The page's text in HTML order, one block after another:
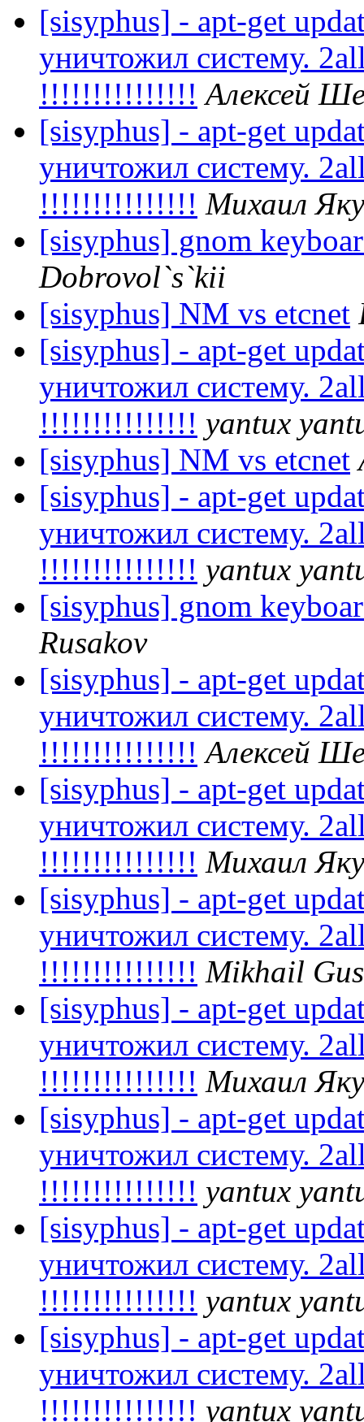
[sisyphus] - apt-get
уничтожил систему.
!!!!!!!!!!!!!!! Алексей
[sisyphus] - apt-get
уничтожил систему.
!!!!!!!!!!!!!!! Михаил
[sisyphus] gnom
Dobrovol`s`kii
[sisyphus] NM vs etcnet
[sisyphus] - apt-get
уничтожил систему.
!!!!!!!!!!!!!!! yantux
[sisyphus] NM vs etcnet
[sisyphus] - apt-get
уничтожил систему.
!!!!!!!!!!!!!!! yantux
[sisyphus] gnom
Rusakov
[sisyphus] - apt-get
уничтожил систему.
!!!!!!!!!!!!!!! Алексей
[sisyphus] - apt-get
уничтожил систему.
!!!!!!!!!!!!!!! Михаил
[sisyphus] - apt-get
уничтожил систему.
!!!!!!!!!!!!!!! Mikhail
[sisyphus] - apt-get
уничтожил систему.
!!!!!!!!!!!!!!! Михаил
[sisyphus] - apt-get
уничтожил систему.
!!!!!!!!!!!!!!! yantux
[sisyphus] - apt-get
уничтожил систему.
!!!!!!!!!!!!!!! yantux
[sisyphus] - apt-get
уничтожил систему.
!!!!!!!!!!!!!!! yantux